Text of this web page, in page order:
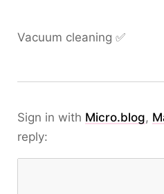
Vacuum cleaning ✅
Sign in with Micro.blog,
reply: